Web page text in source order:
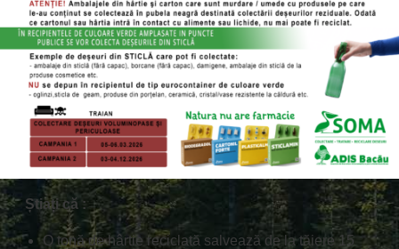
Știați că :
O tonă de hârtie reciclată salvează de la tăiere 15